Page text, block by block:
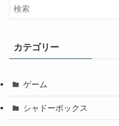
カテゴリー
ゲーム
シャドーボックス